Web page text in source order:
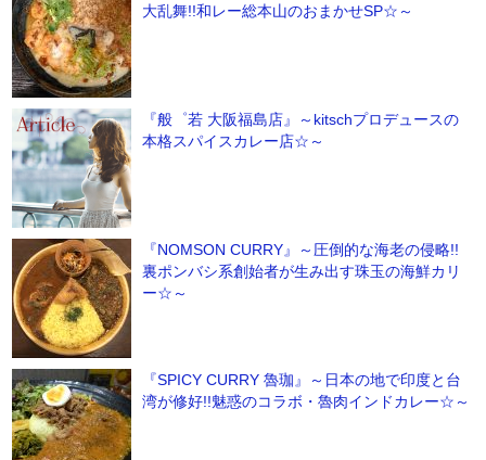
大乱舞!!和レー総本山のおまかせSP☆～
『般゜若 大阪福島店』～kitschプロデュースの
本格スパイスカレー店☆～
『NOMSON CURRY』～圧倒的な海老の侵略!!
裏ポンバシ系創始者が生み出す珠玉の海鮮カリ
ー☆～
『SPICY CURRY 魯珈』～日本の地で印度と台
湾が修好!!魅惑のコラボ・魯肉インドカレー☆～